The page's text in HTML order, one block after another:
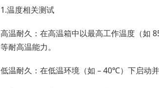
1.温度相关测试
高温耐久：在高温箱中以最高工作温度（如
等耐高温能力。
低温耐久：在低温环境（如 – 40℃）下启动